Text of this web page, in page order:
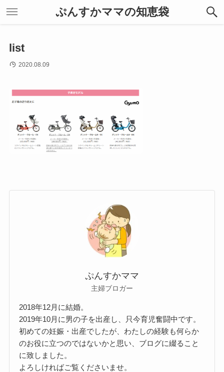
ぷんすかママの知恵袋
list
2020.08.09
ぷんすかママ
主婦ブロガー
2018年12月に結婚。
2019年10月に男の子を出産し、只今育児奮闘中です。
初めての妊娠・出産でしたが、わたしの経験も何らか
のお役に立つのではないかと思い、ブログに綴ること
に致しました。
よろしければご覧くださいませ。